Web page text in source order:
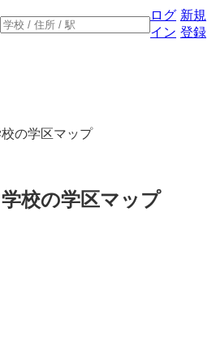
ログ
イン
新規
登録
の学区マップ
校の学区マップ